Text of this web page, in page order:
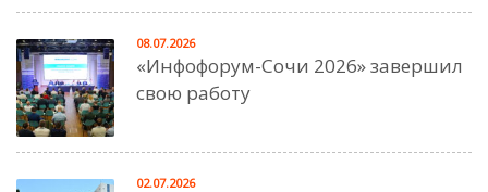
«Инфофорум-Сочи 2026» завершил
свою работу
08.07.2026
02.07.2026